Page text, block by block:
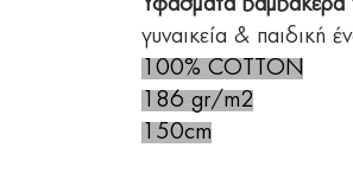
Υφάσματα βαμβακερά
γυναικεία & παιδική
100% COTTON
186 gr/m2
150cm